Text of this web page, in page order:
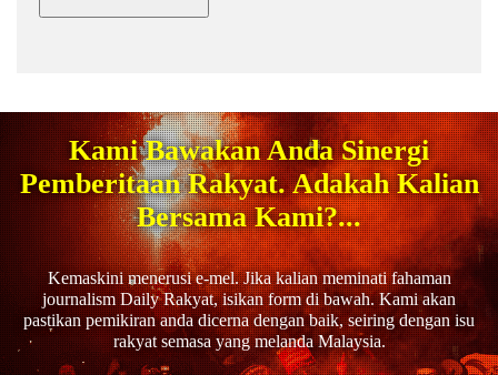
Kami Bawakan Anda Sinergi
Pemberitaan Rakyat. Adakah Kalian
Bersama Kami?...
Kemaskini menerusi e-mel. Jika kalian meminati fahaman
journalism Daily Rakyat, isikan form di bawah. Kami akan
pastikan pemikiran anda dicerna dengan baik, seiring dengan isu
rakyat semasa yang melanda Malaysia.